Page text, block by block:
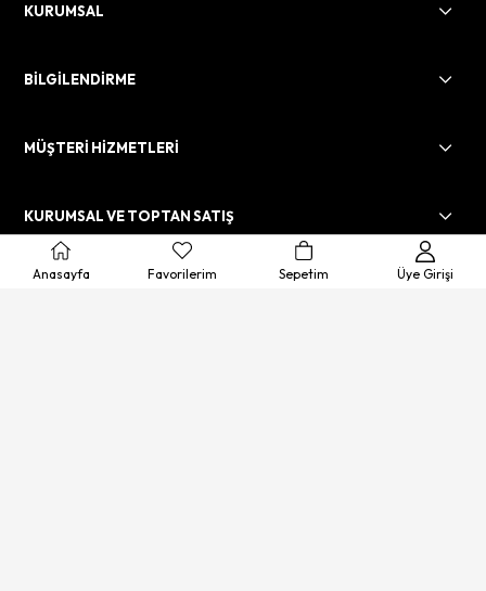
KURUMSAL
BİLGİLENDİRME
MÜŞTERİ HİZMETLERİ
KURUMSAL VE TOPTAN SATIŞ
Anasayfa Favorilerim Sepetim Üye Girişi